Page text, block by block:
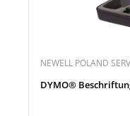
NEWELL POLAND
DYMO®